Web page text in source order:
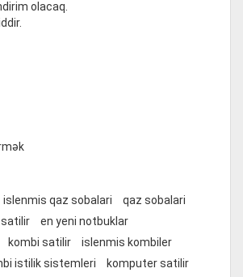
olacaq.
islenmis qaz sobalari
qaz sobalari
en yeni notbuklar
kombi satilir
islenmis kombiler
istilik sistemleri
komputer satilir